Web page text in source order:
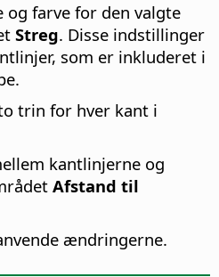
farve for den valgte
Streg. Disse indstillinger
som er inkluderet i
trin for hver kant i
kantlinjerne og
Afstand til
ændringerne.